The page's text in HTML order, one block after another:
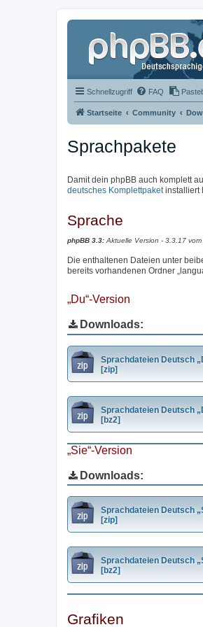
Schnellzugriff FAQ
Startseite Community
Sprachpakete
Damit dein phpBB auch komplett
deutsches Komplettpaketinstalliert
Sprache
phpBB 3.3:Aktuelle Version - 3.3.17
Die enthaltenen Dateien unter
bereits vorhandenen Ordner
„Du“-Version
Downloads:
Sprachdateien Deutsch
[zip]
Sprachdateien Deutsch
[bz2]
„Sie“-Version
Downloads:
Sprachdateien Deutsch
[zip]
Sprachdateien Deutsch
[bz2]
Grafiken